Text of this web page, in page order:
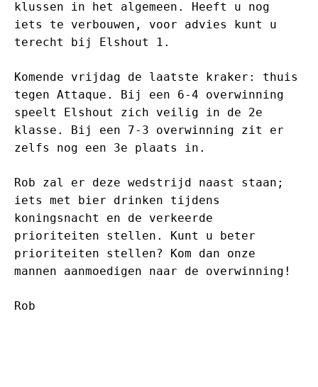
klussen in het algemeen. Heeft u nog
iets te verbouwen, voor advies kunt u
terecht bij Elshout 1.
Komende vrijdag de laatste kraker: thuis
tegen Attaque. Bij een 6-4 overwinning
speelt Elshout zich veilig in de 2e
klasse. Bij een 7-3 overwinning zit er
zelfs nog een 3e plaats in.
Rob zal er deze wedstrijd naast staan;
iets met bier drinken tijdens
koningsnacht en de verkeerde
prioriteiten stellen. Kunt u beter
prioriteiten stellen? Kom dan onze
mannen aanmoedigen naar de overwinning!
Rob